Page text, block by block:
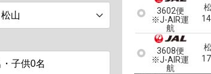
3602便
※J-AIR運
航
3608便
※J-AIR運
航